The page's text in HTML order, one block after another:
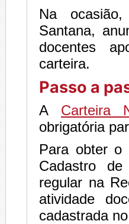
Na
Santana,
docentes
carteira.
Passo a
A Carteira
obrigatória
Para obter o
Cadastro
regular na
atividade
cadastrada